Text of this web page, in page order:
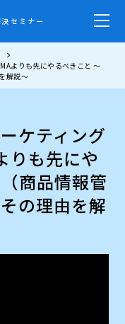
セミナー
よりも先にやるべきこと ～
解説～
ケティング
りも先にや
商品情報管
の理由を解